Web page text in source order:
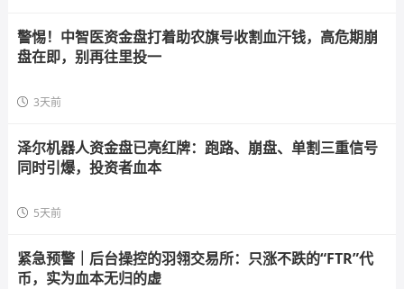
警惕！中智医资金盘打着助农旗号收割血汗钱，高危期崩
盘在即，别再往里投一
3天前
泽尔机器人资金盘已亮红牌：跑路、崩盘、单割三重信号
同时引爆，投资者血本
5天前
紧急预警｜后台操控的羽翎交易所：只涨不跌的“FTR”代
币，实为血本无归的虚